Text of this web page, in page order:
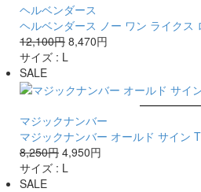
ヘルベンダース
ヘルベンダース ノー ワン ライクス
12,100円 8,470円
サイズ : L
SALE
マジックナンバー
マジックナンバー オールド サイン
8,250円 4,950円
サイズ : L
SALE